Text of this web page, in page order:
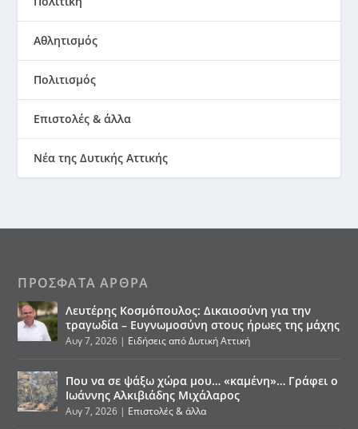
Αθλητισμός
Πολιτισμός
Επιστολές & άλλα
Νέα της Δυτικής Αττικής
ΠΡΌΣΦΑΤΑ ΆΡΘΡΑ
Λευτέρης Κοσμόπουλος: Δικαιοσύνη για την
τραγωδία – Ευγνωμοσύνη στους ήρωες της μάχης
Αυγ 7, 2026 | Ειδήσεις από Δυτική Αττική
Που να σε ψάξω χώρα μου… «καμένη»… Γράφει ο
Ιωάννης Αλκιβιάδης Μιχάλαρος
Αυγ 7, 2026 | Επιστολές & άλλα